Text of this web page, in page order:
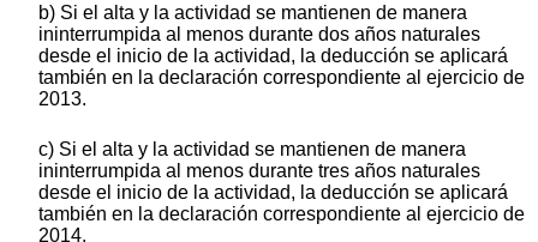
b) Si el alta y la actividad se mantienen de manera
ininterrumpida al menos durante dos años naturales
desde el inicio de la actividad, la deducción se aplicará
también en la declaración correspondiente al ejercicio de
2013.
c) Si el alta y la actividad se mantienen de manera
ininterrumpida al menos durante tres años naturales
desde el inicio de la actividad, la deducción se aplicará
también en la declaración correspondiente al ejercicio de
2014.